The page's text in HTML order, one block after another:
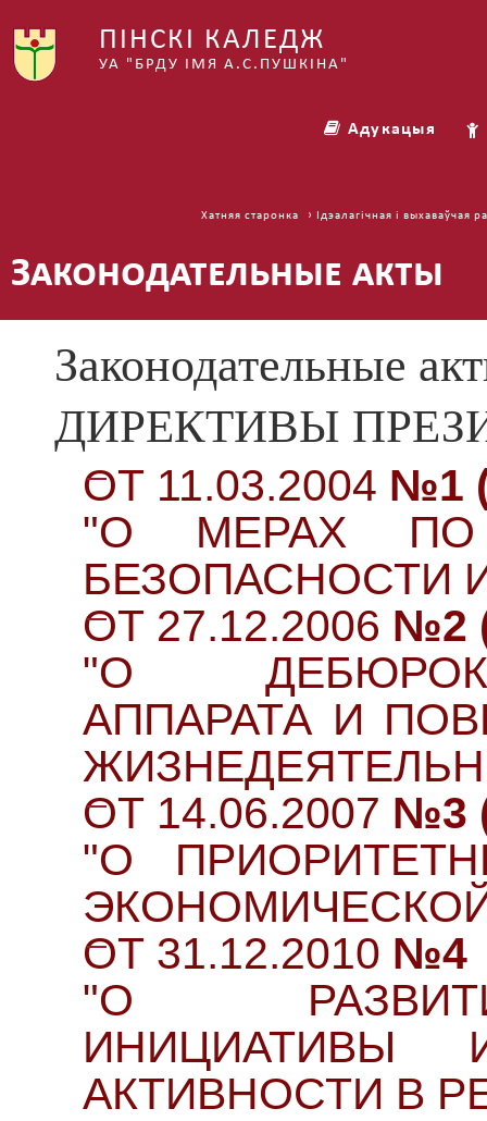
ПІНСКІ КАЛЕДЖ
УА "БРДУ ІМЯ А.С.ПУШКІНА"
Адукацыя
Хатняя старонка › Ідэалагічная і выхаваўчая
Законодательные акты
Законодательные
ДИРЕКТИВЫ
ОТ 11.03.2004 №1
"О МЕРАХ ПО
БЕЗОПАСНОСТИ
ОТ 27.12.2006 №2
"О
АППАРАТА И
ОТ 14.06.2007 №3
"О
ОТ 31.12.2010 №4
"О
ИНИЦИАТИВЫ
АКТИВНОСТИ В